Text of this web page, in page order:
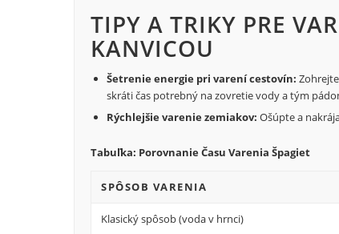
TIPY A TRIKY PRE
KANVICOU
Šetrenie energie pri varení cestovín:
skráti čas potrebný na zovretie vody a tým
Rýchlejšie varenie zemiakov: Ošúpte a
Tabuľka: Porovnanie Času Varenia Špagiet
SPÔSOB VARENIA
Klasický spôsob (voda v hrnci)